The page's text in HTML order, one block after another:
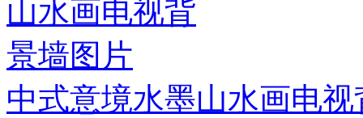
中式意境水墨山水画电